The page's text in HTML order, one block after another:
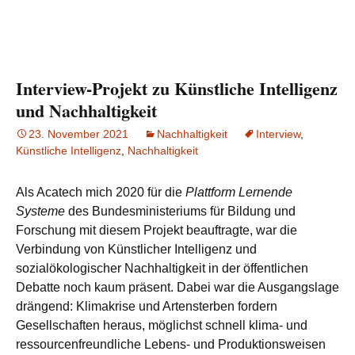
Interview-Projekt zu Künstliche Intelligenz
und Nachhaltigkeit
23. November 2021 Nachhaltigkeit Interview,
Künstliche Intelligenz Nachhaltigkeit
Als Acatech mich 2020 für die Plattform Lernende
Systeme des Bundesministeriums für Bildung und
Forschung mit diesem Projekt beauftragte, war die
Verbindung von Künstlicher Intelligenz und
sozialökologischer Nachhaltigkeit in der öffentlichen
Debatte noch kaum präsent. Dabei war die Ausgangslage
drängend: Klimakrise und Artensterben fordern
Gesellschaften heraus, möglichst schnell klima- und
ressourcenfreundliche Lebens- und Produktionsweisen